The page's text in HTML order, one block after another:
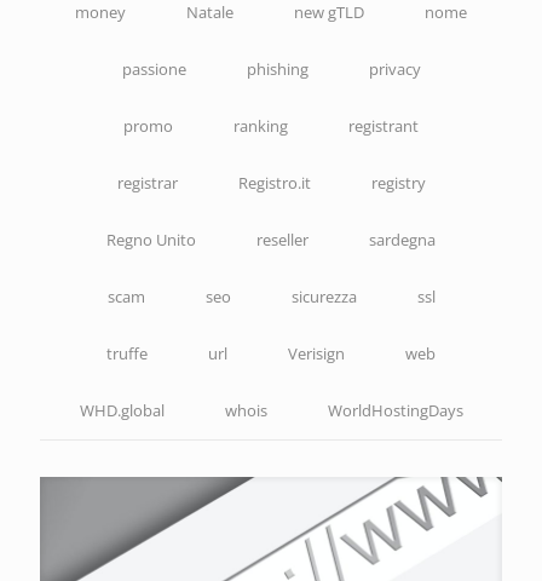
money Natale new gTLD nome
passione phishing privacy
promo ranking registrant
registrar Registro.it registry
Regno Unito reseller sardegna
scam seo sicurezza ssl
truffe url Verisign web
WHD.global whois WorldHostingDays